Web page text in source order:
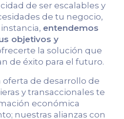
de ser escalables y
de tu negocio,
entendemos
objetivos y
la solución que
de éxito para el futuro.
oferta de desarrollo de
y transaccionales te
económica
nuestras alianzas con